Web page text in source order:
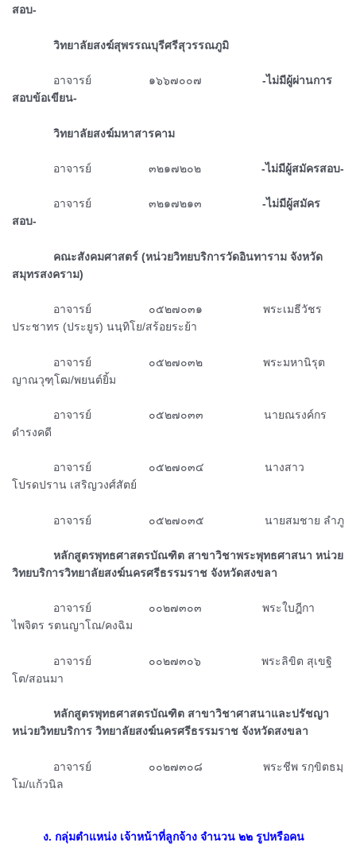
สอบ-
ᅠᅠᅠᅠวิทยาลัยสงฆ์สุพรรณบุรีศรีสุวรรณภูมิ
อาจารย์ ๑๖๖๗๐๐๗
-ไม่มีผู้ผ่านการ
สอบข้อเขียน-
ᅠᅠᅠᅠวิทยาลัยสงฆ์มหาสารคาม
ᅠᅠᅠᅠอาจารย์ ๓๒๑๗๒๐๒ -ไม่มีผู้สมัครสอบ-
ᅠᅠᅠᅠอาจารย์ ๓๒๑๗๒๑๓ -ไม่มีผู้สมัคร
สอบ-
ᅠᅠᅠᅠคณะสังคมศาสตร์ (หน่วยวิทยบริการวัดอินทาราม จังหวัด
สมุทรสงคราม)
ᅠᅠᅠᅠอาจารย์ ๐๕๒๗๐๓๑ พระเมธีวัชร
ประชาทร (ประยูร) นนฺทิโย/สร้อยระย้า
ᅠᅠᅠᅠอาจารย์ ๐๕๒๗๐๓๒ พระมหานิรุต
ญาณวุฑฺโฒ/พยนต์ยิ้ม
ᅠᅠᅠᅠอาจารย์ ๐๕๒๗๐๓๓ นายณรงค์กร
ดำรงคดี
ᅠᅠᅠᅠอาจารย์ ๐๕๒๗๐๓๔ นางสาว
โปรดปราน เสริญวงศ์สัตย์
ᅠᅠᅠᅠอาจารย์ ๐๕๒๗๐๓๕ นายสมชาย ลำภู
ᅠᅠᅠᅠหลักสูตรพุทธศาสตรบัณฑิต สาขาวิชาพระพุทธศาสนา หน่วย
วิทยบริการวิทยาลัยสงฆ์นครศรีธรรมราช จังหวัดสงขลา
ᅠᅠᅠᅠอาจารย์ ๐๐๒๗๓๐๓ พระใบฎีกา
ไพจิตร รตนญาโณ/คงฉิม
ᅠᅠᅠᅠอาจารย์ ๐๐๒๗๓๐๖ พระลิขิต สุเขฐิ
โต/สอนมา
ᅠᅠᅠᅠหลักสูตรพุทธศาสตรบัณฑิต สาขาวิชาศาสนาและปรัชญา
หน่วยวิทยบริการ วิทยาลัยสงฆ์นครศรีธรรมราช จังหวัดสงขลา
ᅠᅠᅠᅠอาจารย์ ๐๐๒๗๓๐๘
พระชีพ รกฺขิตธมฺ
โม/แก้วนิล
ง. กลุ่มตำแหน่ง เจ้าหน้าที่ลูกจ้าง จำนวน ๒๒ รูปหรือคน